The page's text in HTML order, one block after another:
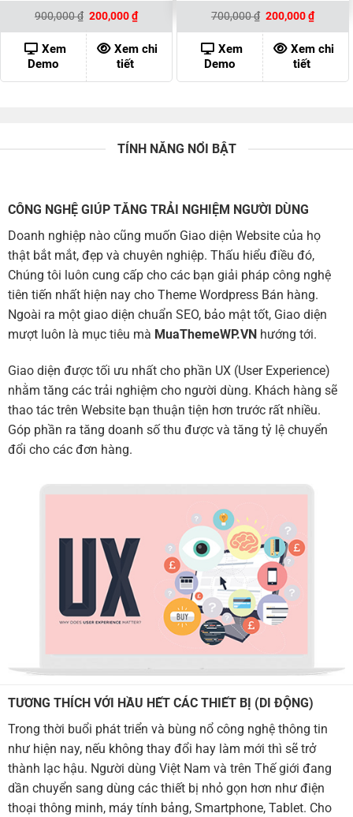
900,000₫ Giá
là:
900,000 ₫.
200,000₫Giá
hiện
tại
là:
200,000 ₫.
Xem
Demo
Xem chi
tiết
700,000₫ Giá
là:
700,000 ₫.
200,000₫Giá
hiện
tại
là:
Xem
Demo
Xem chi
tiết
TÍNH NĂNG NỔI BẬT
CÔNG NGHỆ GIÚP TĂNG TRẢI NGHIỆM NGƯỜI DÙNG
Doanh nghiệp nào cũng muốn Giao diện Website của họ
thật bắt mắt, đẹp và chuyên nghiệp. Thấu hiểu điều đó,
Chúng tôi luôn cung cấp cho các bạn giải pháp công nghệ
tiên tiến nhất hiện nay cho Theme Wordpress Bán hàng.
Ngoài ra một giao diện chuẩn SEO, bảo mật tốt, Giao diện
mượt luôn là mục tiêu mà MuaThemeWP.VN hướng tới.
Giao diện được tối ưu nhất cho phần UX (User Experience)
nhằm tăng các trải nghiệm cho người dùng. Khách hàng sẽ
thao tác trên Website bạn thuận tiện hơn trước rất nhiều.
Góp phần ra tăng doanh số thu được và tăng tỷ lệ chuyển
đổi cho các đơn hàng.
TƯƠNG THÍCH VỚI HẦU HẾT CÁC THIẾT BỊ (DI ĐỘNG)
Trong thời buổi phát triển và bùng nổ công nghệ thông tin
như hiện nay, nếu không thay đổi hay làm mới thì sẽ trở
thành lạc hậu. Người dùng Việt Nam và trên Thế giới đang
dần chuyển sang dùng các thiết bị nhỏ gọn hơn như điện
thoại thông minh, máy tính bảng, Smartphone, Tablet. Cho